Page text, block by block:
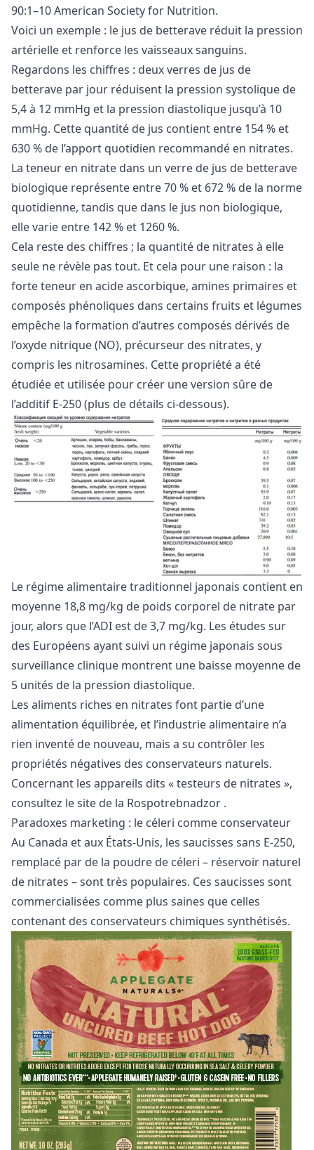
90:1–10 American Society for Nutrition.
Voici un exemple : le jus de betterave réduit la pression
artérielle et renforce les vaisseaux sanguins.
Regardons les chiffres : deux verres de jus de
betterave par jour réduisent la pression systolique de
5,4 à 12 mmHg et la pression diastolique jusqu’à 10
mmHg. Cette quantité de jus contient entre 154 % et
630 % de l’apport quotidien recommandé en nitrates.
La teneur en nitrate dans un verre de jus de betterave
biologique représente entre 70 % et 672 % de la norme
quotidienne, tandis que dans le jus non biologique,
elle varie entre 142 % et 1260 %.
Cela reste des chiffres ; la quantité de nitrates à elle
seule ne révèle pas tout. Et cela pour une raison : la
forte teneur en acide ascorbique, amines primaires et
composés phénoliques dans certains fruits et légumes
empêche la formation d’autres composés dérivés de
l’oxyde nitrique (NO), précurseur des nitrates, y
compris les nitrosamines. Cette propriété a été
étudiée et utilisée pour créer une version sûre de
l’additif E-250 (plus de détails ci-dessous).
Le régime alimentaire traditionnel japonais contient en
moyenne 18,8 mg/kg de poids corporel de nitrate par
jour, alors que l’ADI est de 3,7 mg/kg. Les études sur
des Européens ayant suivi un régime japonais sous
surveillance clinique montrent une baisse moyenne de
5 unités de la pression diastolique.
Les aliments riches en nitrates font partie d’une
alimentation équilibrée, et l’industrie alimentaire n’a
rien inventé de nouveau, mais a su contrôler les
propriétés négatives des conservateurs naturels.
Concernant les appareils dits « testeurs de nitrates »,
consultez le site de la Rospotrebnadzor .
Paradoxes marketing : le céleri comme conservateur
Au Canada et aux États-Unis, les saucisses sans E-250,
remplacé par de la poudre de céleri – réservoir naturel
de nitrates – sont très populaires. Ces saucisses sont
commercialisées comme plus saines que celles
contenant des conservateurs chimiques synthétisés.